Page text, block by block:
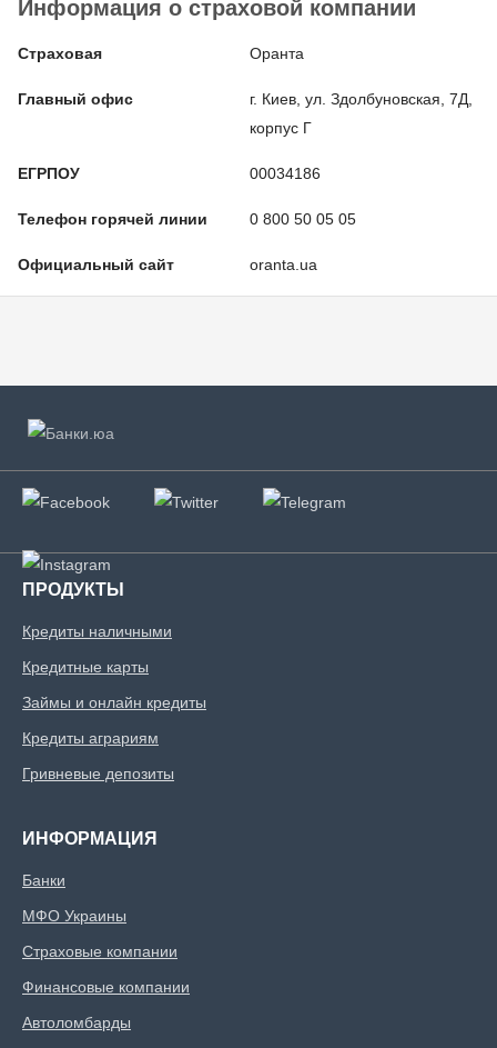
Информация о страховой компании
Страховая Оранта
Главный офис
г. Киев, ул. Здолбуновская, 7Д,
корпус Г
ЕГРПОУ 00034186
Телефон горячей линии 0 800 50 05 05
Официальный сайт oranta.ua
ПРОДУКТЫ
Кредиты наличными
Кредитные карты
Займы и онлайн кредиты
Кредиты аграриям
Гривневые депозиты
ИНФОРМАЦИЯ
Банки
МФО Украины
Страховые компании
Финансовые компании
Автоломбарды